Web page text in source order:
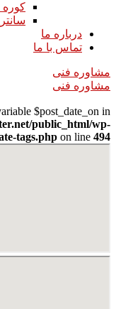
کوره
درباره ما
تماس با ما
مشاوره فنی
مشاوره فنی
$post_date_on in
public_html/wp-
tags.php on line 494